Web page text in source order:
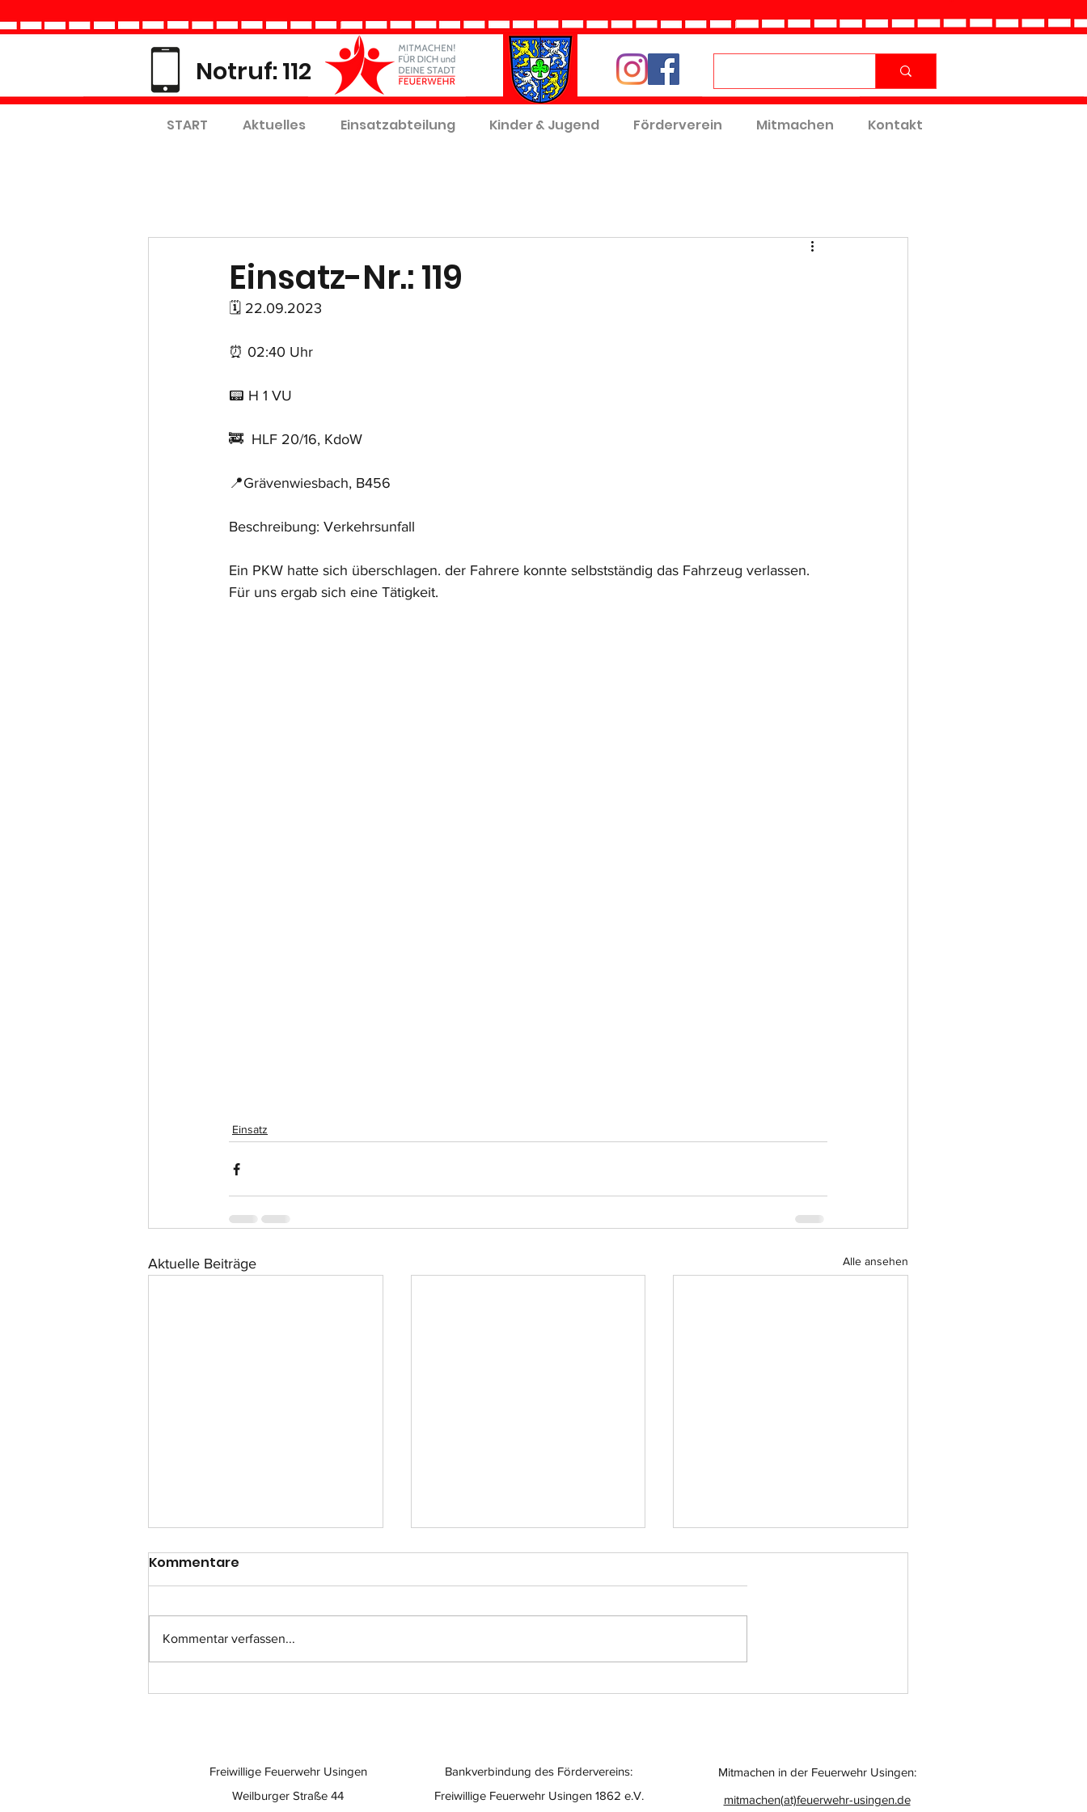
Notruf: 112
START Aktuelles Einsatzabteilung Kinder & Jugend Förderverein Mitmachen Kontakt
Einsatz-Nr.: 119
🗓 22.09.2023
⏰ 02:40 Uhr
📟 H 1 VU
🚒  HLF 20/16, KdoW
📍Grävenwiesbach, B456
Beschreibung: Verkehrsunfall
Ein PKW hatte sich überschlagen. der Fahrere konnte selbstständig das Fahrzeug verlassen.
Für uns ergab sich eine Tätigkeit.
Einsatz
Aktuelle Beiträge Alle ansehen
Einsatz-Nr.: 057
Kommentare
Kommentar verfassen...
Bankverbindung des Fördervereins:
Freiwillige Feuerwehr Usingen 1862 e.V.
Freiwillige Feuerwehr Usingen
Weilburger Straße 44
Mitmachen in der Feuerwehr Usingen:
mitmachen(at)feuerwehr-usingen.de